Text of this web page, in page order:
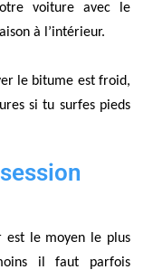
voiture avec le
à l’intérieur.
le bitume est froid,
si tu surfes pieds
est le moyen le plus
il faut parfois